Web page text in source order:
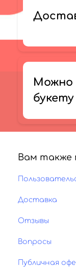
Можно
Вам также
Доставка
Отзывы
Вопросы
Публичная